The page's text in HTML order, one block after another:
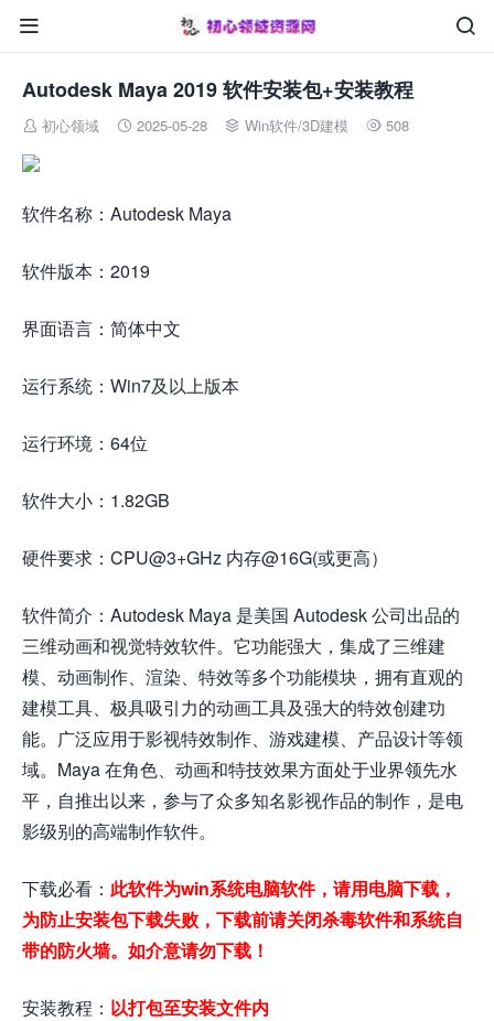


Autodesk Maya 2019 软件安装包+安装教程
 初心领域  2025-05-28  Win软件/3D建模  508
软件名称：Autodesk Maya
软件版本：2019
界面语言：简体中文
运行系统：Win7及以上版本
运行环境：64位
软件大小：1.82GB
硬件要求：CPU@3+GHz 内存@16G(或更高）
软件简介：Autodesk Maya 是美国 Autodesk 公司出品的
三维动画和视觉特效软件。它功能强大，集成了三维建
模、动画制作、渲染、特效等多个功能模块，拥有直观的
建模工具、极具吸引力的动画工具及强大的特效创建功
能。广泛应用于影视特效制作、游戏建模、产品设计等领
域。Maya 在角色、动画和特技效果方面处于业界领先水
平，自推出以来，参与了众多知名影视作品的制作，是电
影级别的高端制作软件。
下载必看： 此软件为win系统电脑软件，请用电脑下载，
为防止安装包下载失败，下载前请关闭杀毒软件和系统自
带的防火墙。如介意请勿下载！
安装教程： 以打包至安装文件内